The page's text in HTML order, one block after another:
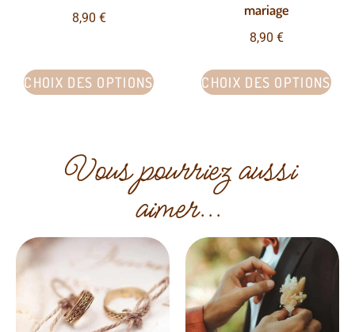
8,90 €
CHOIX DES OPTIONS
mariage
8,90 €
CHOIX DES OPTIONS
Vous pourriez aussi
aimer...